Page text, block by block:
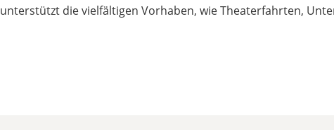
unterstützt die vielfältigen Vorhaben, wie Theaterfahrten,